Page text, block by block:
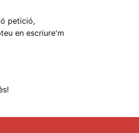
petició,
en escriure'm